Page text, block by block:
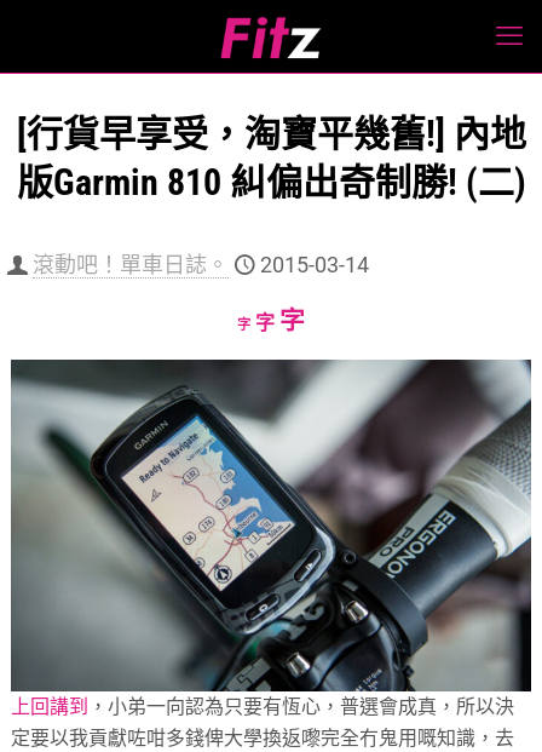
[行貨早享受，淘寶平幾舊!] 內地
版Garmin 810 糾偏出奇制勝! (二)
滾動吧！單車日誌。 2015-03-14
字Decrease
字Reset
size.
字Increase
size.
上回講到 ，小弟一向認為只要有恆心，普選會成真，所以決
定要以我貢獻咗咁多錢俾大學換返嚟完全冇鬼用嘅知識，去